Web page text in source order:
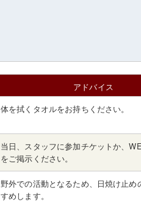
アドバイス
体を拭くタオルをお持ちください。
当日、スタッフに参加チケットか、
をご掲示ください。
野外での活動となるため、日焼け止め
すめします。